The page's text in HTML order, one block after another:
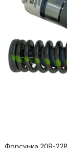
Форсунка 20R-